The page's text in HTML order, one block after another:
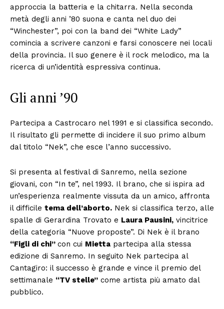
approccia la batteria e la chitarra. Nella seconda
metà degli anni ’80 suona e canta nel duo dei
“Winchester”, poi con la band dei “White Lady”
comincia a scrivere canzoni e farsi conoscere nei locali
della provincia. Il suo genere è il rock melodico, ma la
ricerca di un’identità espressiva continua.
Gli anni ’90
Partecipa a Castrocaro nel 1991 e si classifica secondo.
Il risultato gli permette di incidere il suo primo album
dal titolo “Nek”, che esce l’anno successivo.
Si presenta al festival di Sanremo, nella sezione
giovani, con “In te”, nel 1993. Il brano, che si ispira ad
un’esperienza realmente vissuta da un amico, affronta
il difficile tema dell’aborto. Nek si classifica terzo, alle
spalle di Gerardina Trovato e Laura Pausini, vincitrice
della categoria “Nuove proposte”. Di Nek è il brano
“Figli di chi” con cui Mietta partecipa alla stessa
edizione di Sanremo. In seguito Nek partecipa al
Cantagiro: il successo è grande e vince il premio del
settimanale “TV stelle” come artista più amato dal
pubblico.